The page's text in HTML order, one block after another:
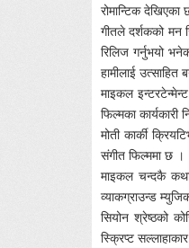
रोमान्टिक देखिएका
गीतले दर्शकको मन
रिलिज गर्नुभयो
हामीलाई उत्साहित
माइकल
फिल्मका कार्यकारी
मोती कार्की
संगीत फिल्ममा छ ।
माइकल चन्दकै कथा
व्याकग्राउन्ड
सियोन श्रेष्ठको
स्क्रिप्ट